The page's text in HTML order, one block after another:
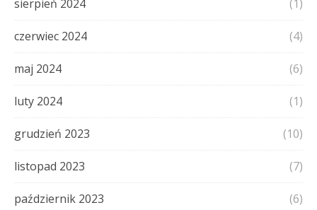
sierpień 2024 (1)
czerwiec 2024 (4)
maj 2024 (6)
luty 2024 (1)
grudzień 2023 (10)
listopad 2023 (7)
październik 2023 (6)